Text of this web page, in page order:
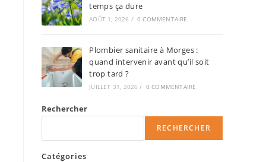
temps ça dure
AOÛT 1, 2026 / 0 COMMENTAIRE
Plombier sanitaire à Morges :
quand intervenir avant qu’il soit
trop tard ?
JUILLET 31, 2026 / 0 COMMENTAIRE
Rechercher
RECHERCHER
Catégories